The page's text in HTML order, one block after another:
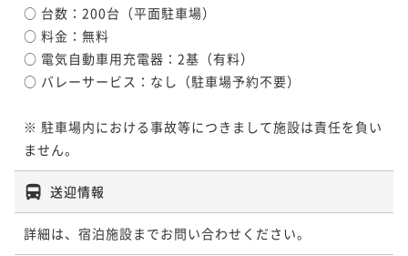
○ 台数：200台（平面駐車場）
○ 料金：無料
○ 電気自動車用充電器：2基（有料）
○ バレーサービス：なし（駐車場予約不要）
※ 駐車場内における事故等につきまして施設は責任を負い
ません。
送迎情報
詳細は、宿泊施設までお問い合わせください。